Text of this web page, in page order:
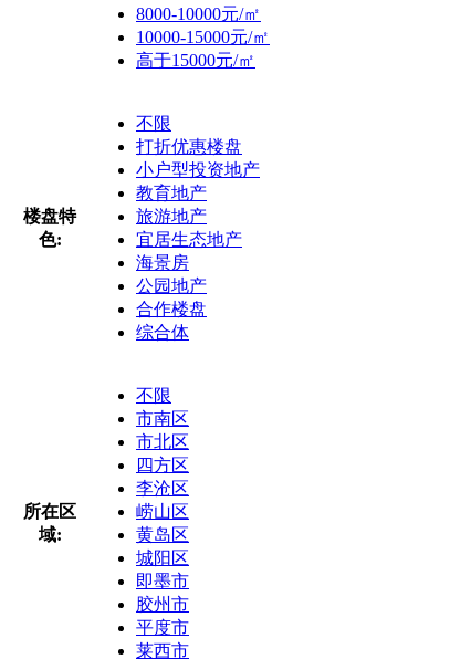
8000-10000元/㎡
10000-15000元/㎡
高于15000元/㎡
楼盘特
色:
不限
打折优惠楼盘
小户型投资地产
教育地产
旅游地产
宜居生态地产
海景房
公园地产
合作楼盘
综合体
所在区
域:
不限
市南区
市北区
四方区
李沧区
崂山区
黄岛区
城阳区
即墨市
胶州市
平度市
莱西市